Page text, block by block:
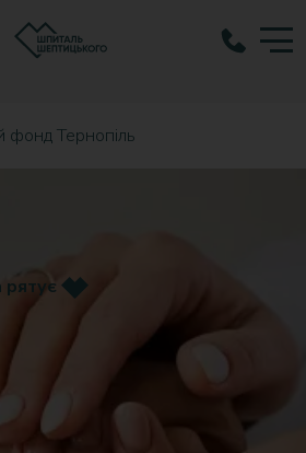
фонд Тернопіль
рятує